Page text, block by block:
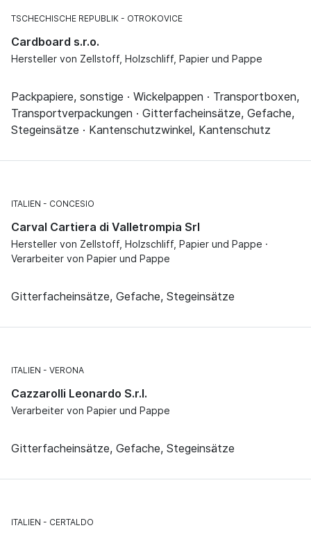
TSCHECHISCHE REPUBLIK OTROKOVICE
Cardboard s.r.o.
Hersteller von Zellstoff, Holzschliff, Papier und Pappe
Packpapiere, sonstige · Wickelpappen · Transportboxen,
Transportverpackungen · Gitterfacheinsätze, Gefache,
Stegeinsätze · Kantenschutzwinkel, Kantenschutz
ITALIEN CONCESIO
Carval Cartiera di Valletrompia Srl
Hersteller von Zellstoff, Holzschliff, Papier und Pappe ·
Verarbeiter von Papier und Pappe
Gitterfacheinsätze, Gefache, Stegeinsätze
ITALIEN VERONA
Cazzarolli Leonardo S.r.l.
Verarbeiter von Papier und Pappe
Gitterfacheinsätze, Gefache, Stegeinsätze
ITALIEN CERTALDO